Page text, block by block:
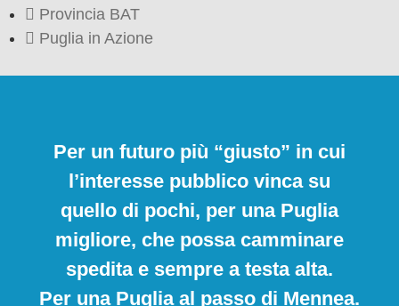
Provincia BAT
Puglia in Azione
Per un futuro più “giusto” in cui
l’interesse pubblico vinca su
quello di pochi, per una Puglia
migliore, che possa camminare
spedita e sempre a testa alta.
Per una Puglia al passo di Mennea.